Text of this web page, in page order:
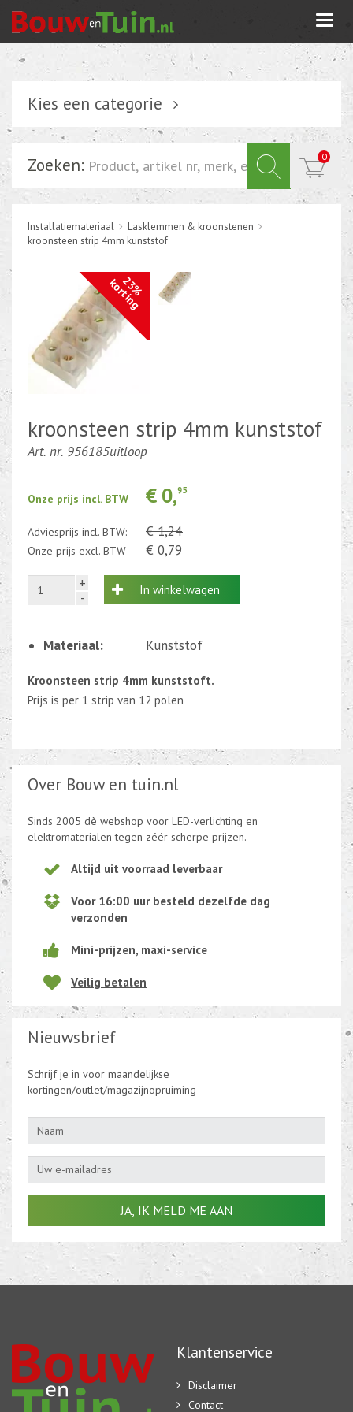
Kies een categorie
Verlichting
Inbouwdoos-kabeldoos
Tuin elektriciteit
Tuinverlichting
Grondspots met geïntrigeerde LED of energie zuinige
Kabel en draad
CEE-stekker-contra 380-230V
Beweging-Tijd-Rook Sensors
Zoeken: 0
Installatiemateriaal
Lasklemmen & kroonstenen
kroonsteen strip 4mm kunststof
23%
korting
kroonsteen strip 4mm kunststof
Art. nr. 956185uitloop
Onze prijs incl. BTW € 0,95
Adviesprijs incl. BTW: € 1,24
Onze prijs excl. BTW
€ 0,79
+
-
In winkelwagen
Materiaal: Kunststof
Kroonsteen strip 4mm kunststoft.
Prijs is per 1 strip van 12 polen
Over Bouw en tuin.nl
Sinds 2005 dè webshop voor LED-verlichting en
elektromaterialen tegen zéér scherpe prijzen.
Altijd uit voorraad leverbaar
Voor 16:00 uur besteld dezelfde dag
verzonden
Mini-prijzen, maxi-service
Veilig betalen
Nieuwsbrief
Schrijf je in voor maandelijkse
kortingen/outlet/magazijnopruiming
Klantenservice
Disclaimer
Contact